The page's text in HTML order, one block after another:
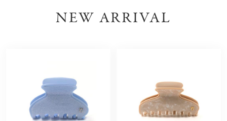
NEW ARRIVAL